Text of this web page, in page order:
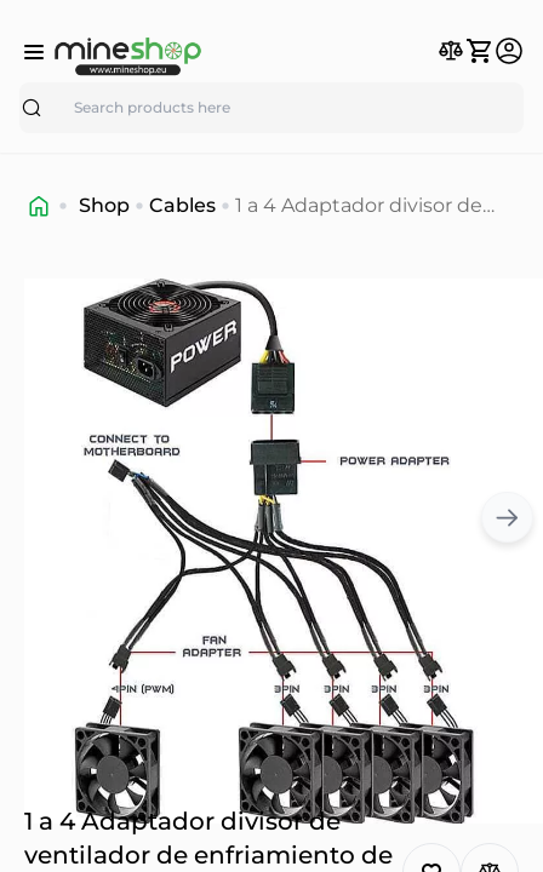
Search
Shop Cables
1 a 4 Adaptador divisor de
de 4 pines
1 a 4 Adaptador divisor de
ventilador de enfriamiento de